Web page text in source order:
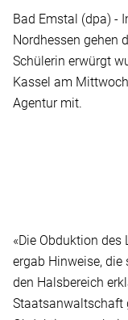
Bad Emstal (dpa) -
Nordhessen gehen
Schülerin erwürgt
Kassel am
Agentur mit.
«Die Obduktion
ergab Hinweise,
den Halsbereich
Staatsanwaltschaft